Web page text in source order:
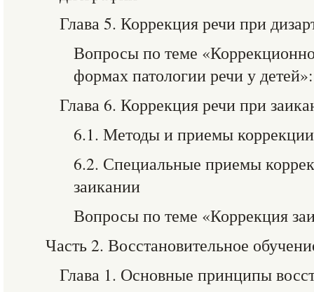
Глава 5. Коррекция речи при
Вопросы по теме
формах патологии речи у детей»:
Глава 6. Коррекция речи при
6.1. Методы и приемы
6.2. Специальные приемы
заикании
Вопросы по теме «Коррекция
Часть 2. Восстановительное
Глава 1. Основные принципы